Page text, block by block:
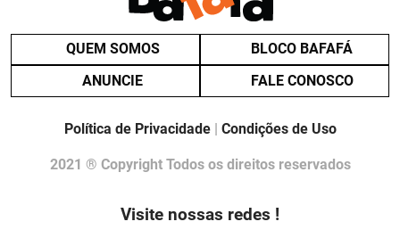
QUEM SOMOS
BLOCO BAFAFÁ
ANUNCIE
FALE CONOSCO
Política de Privacidade| Condições de Uso
2021 ® Copyright Todos os direitos reservados
Visite nossas redes !